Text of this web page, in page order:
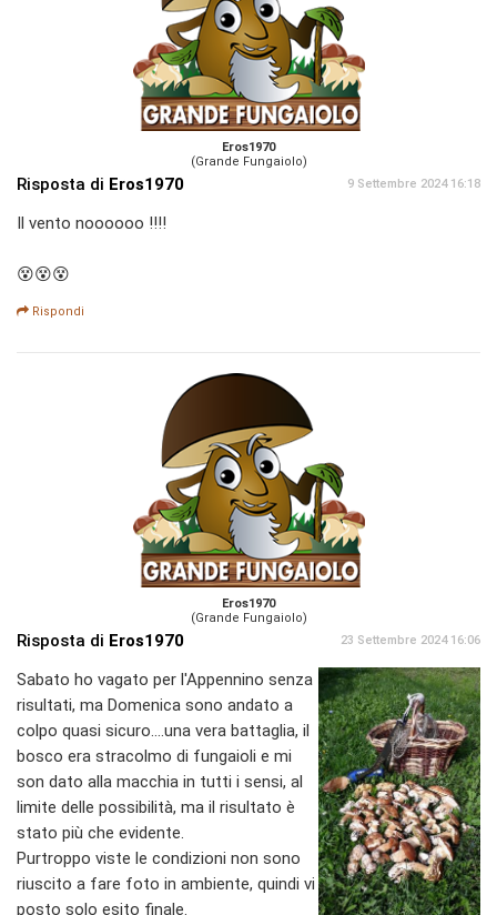
Eros1970
(Grande Fungaiolo)
Risposta di Eros1970 9 Settembre 2024 16:18
Il vento noooooo !!!!
😵😵😵
Rispondi
Eros1970
(Grande Fungaiolo)
Risposta di Eros1970 23 Settembre 2024 16:06
Sabato ho vagato per l'Appennino senza
risultati, ma Domenica sono andato a
colpo quasi sicuro....una vera battaglia, il
bosco era stracolmo di fungaioli e mi
son dato alla macchia in tutti i sensi, al
limite delle possibilità, ma il risultato è
stato più che evidente.
Purtroppo viste le condizioni non sono
riuscito a fare foto in ambiente, quindi vi
posto solo esito finale.